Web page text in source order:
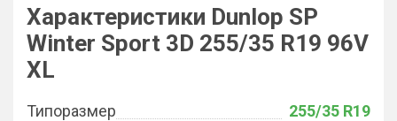
Характеристики Dunlop SP
Winter Sport 3D 255/35 R19 96V
XL
Типоразмер
255/35 R19